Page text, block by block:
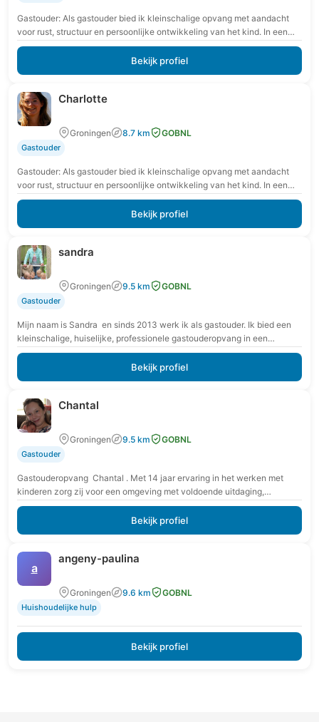
Gastouder: Als gastouder bied ik kleinschalige opvang met aandacht
voor rust, structuur en persoonlijke ontwikkeling van het kind. In een
veilige en vertrouwde omgeving krijgt…
Bekijk profiel
Charlotte
Groningen 8.7 km GOBNL
Gastouder
Gastouder: Als gastouder bied ik kleinschalige opvang met aandacht
voor rust, structuur en persoonlijke ontwikkeling van het kind. In een
veilige en vertrouwde omgeving krijgt…
Bekijk profiel
sandra
Groningen 9.5 km GOBNL
Gastouder
Mijn naam is Sandra en sinds 2013 werk ik als gastouder. Ik bied een
kleinschalige, huiselijke, professionele gastouderopvang in een
rookvrije en veilige omgeving. Verder…
Bekijk profiel
Chantal
Groningen 9.5 km GOBNL
Gastouder
Gastouderopvang Chantal . Met 14 jaar ervaring in het werken met
kinderen zorg zij voor een omgeving met voldoende uitdaging,
veiligheid en routine voor elk…
Bekijk profiel
a
angeny-paulina
Groningen 9.6 km GOBNL
Huishoudelijke hulp
Bekijk profiel